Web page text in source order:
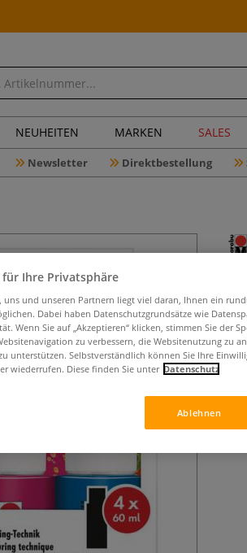
NEUHEITEN MARKEN SALES
Newsletter Direktbestellung
Der
alle
Ihre Privatsphäre
uns und unseren Partnern liegt viel daran, Ihnen ein
Dabei haben Datenschutzgrundsätze wie
Wenn Sie auf „Akzeptieren“ klicken, stimmen Sie der
zu verbessern, die Websitenutzung zu
unterstützen. Selbstverständlich können Sie Ihre
wiederrufen. Diese finden Sie unter Datenschutz
Ablehnen